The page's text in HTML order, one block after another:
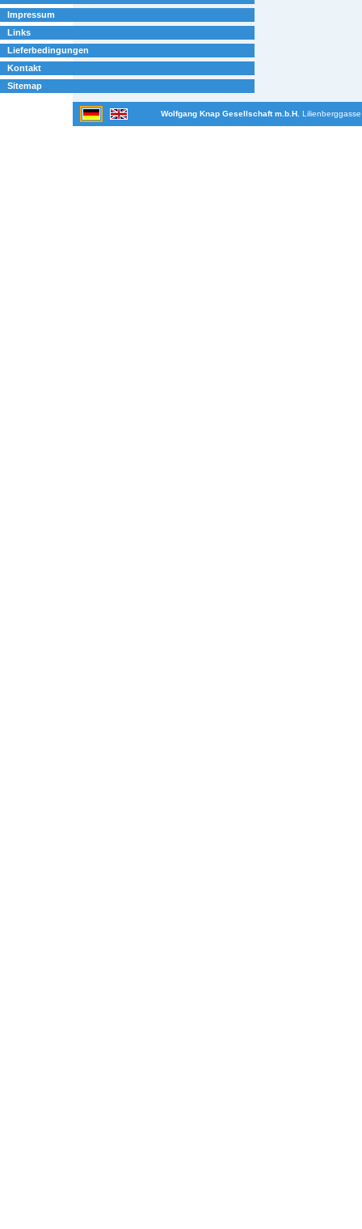
Impressum
Links
Lieferbedingungen
Kontakt
Sitemap
Wolfgang Knap Gesellschaft m.b.H.